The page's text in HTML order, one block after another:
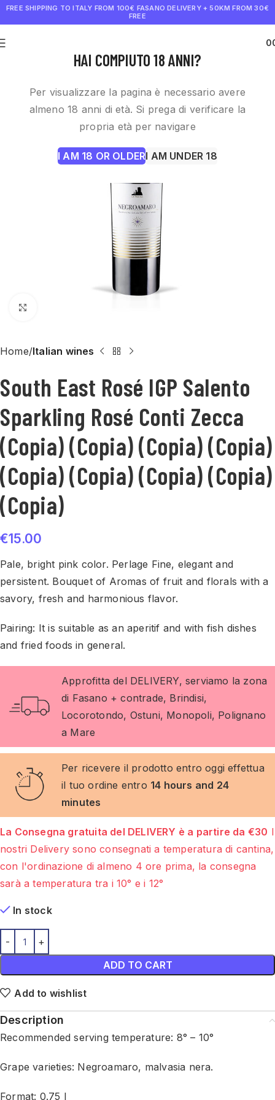
HAI COMPIUTO 18 ANNI?
Per visualizzare la pagina è necessario avere
almeno 18 anni di età. Si prega di verificare la
propria età per navigare
I AM 18 OR OLDERI AM UNDER 18
FREE SHIPPING TO ITALY FROM 100€ FASANO DELIVERY + 50KM FROM 30€
FREE
Home Italian wines
South East Rosé IGP Salento
Sparkling Rosé Conti Zecca
(Copia) (Copia) (Copia) (Copia)
(Copia) (Copia) (Copia) (Copia)
(Copia)
€15.00
Pale, bright pink color. Perlage Fine, elegant and
persistent. Bouquet of Aromas of fruit and florals with a
savory, fresh and harmonious flavor.
Pairing: It is suitable as an aperitif and with fish dishes
and fried foods in general.
Approfitta del DELIVERY, serviamo la zona
di Fasano + contrade, Brindisi,
Locorotondo, Ostuni, Monopoli, Polignano
a Mare
Per ricevere il prodotto entro oggi effettua
il tuo ordine entro 14 hours and 24
minutes
La Consegna gratuita del DELIVERY è a partire da €30 I
nostri Delivery sono consegnati a temperatura di cantina,
con l'ordinazione di almeno 4 ore prima, la consegna
sarà a temperatura tra i 10° e i 12°
In stock
ADD TO CART
Add to wishlist
Description
Recommended serving temperature: 8° – 10°
Grape varieties: Negroamaro, malvasia nera.
Format: 0.75 l